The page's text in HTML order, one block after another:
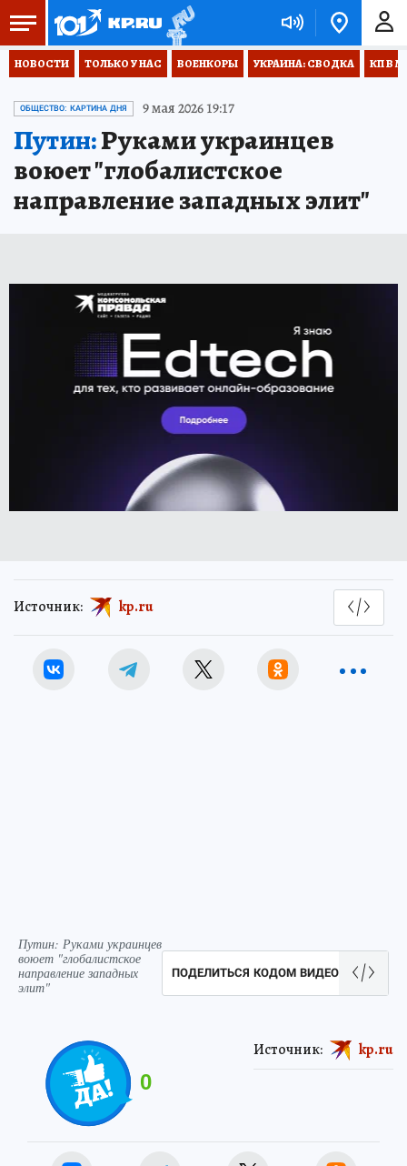
НОВОСТИ ТОЛЬКО У НАС ВОЕНКОРЫ УКРАИНА: СВОДКА КП В
ОБЩЕСТВО: КАРТИНА ДНЯ 9 мая 2026 19:17
Путин:Руками украинцев
воюет "глобалистское
направление западных элит"
Источник: kp.ru
Путин: Руками украинцев
воюет "глобалистское
направление западных
элит"
ПОДЕЛИТЬСЯ КОДОМ ВИДЕО
0
Источник: kp.ru